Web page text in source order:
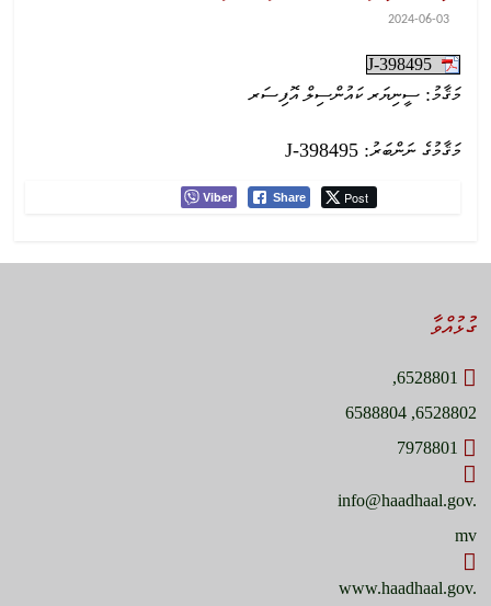
2024-06-03
J-398495
މަޤާމު: ސީނިޔަރ ކައުންސިލް އޮފިސަރ
މަޤާމުގެ ނަންބަރު: J-398495
Viber Share Post
ގުޅުއްވާ
6528801,
6528802, 6588804
info@haadhaal.gov.
mv
www.haadhaal.gov.